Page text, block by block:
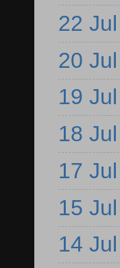
22 Jul
20 Jul
19 Jul
18 Jul
17 Jul
15 Jul
14 Jul